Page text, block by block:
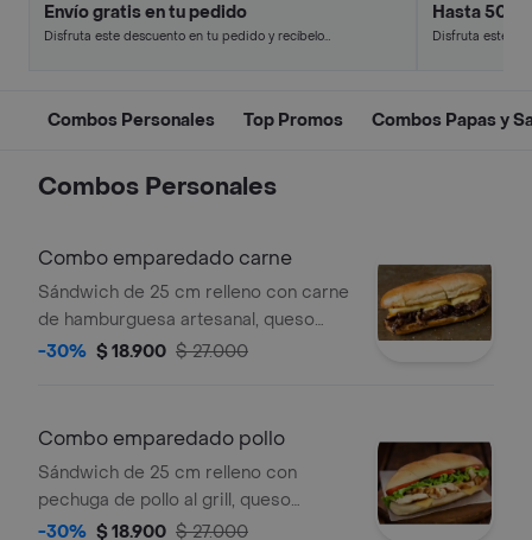
Envío gratis en tu pedido
Disfruta este descuento en tu pedido y recíbelo
Hasta 50%
Disfruta este
Combos Personales Top Promos Combos Papas y
Combos Personales
Combo emparedado carne
Sándwich de 25 cm relleno con carne
de hamburguesa artesanal, queso
cheddar, lechuga, tomate y salsas de
elección.
-30% $ 18.900 $ 27.000
Combo emparedado pollo
Sándwich de 25 cm relleno con
pechuga de pollo al grill, queso
cheddar, lechuga, tomate y salsas de
-30% $ 18.900 $ 27.000